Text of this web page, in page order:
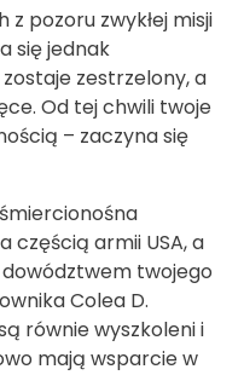
pozoru zwykłej misji
się jednak
zestrzelony, a
Od tej chwili twoje
– zaczyna się
częścią armii USA, a
dowództwem twojego
Colea D.
równie wyszkoleni i
mają wsparcie w